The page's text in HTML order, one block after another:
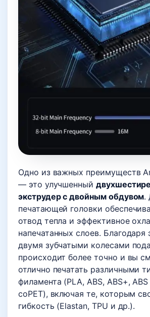
Одно из важных преимуществ
— это улучшенный
экструдер с двойным обдувом.
печатающей головки
отвод тепла и эффективное
напечатанных слоев. Благодаря
двумя зубчатыми колесами
происходит более точно и вы
отлично печатать различными
филамента (PLA, ABS, ABS+, ABS
coPET), включая те, которым
гибкость (Elastan, TPU и др.).